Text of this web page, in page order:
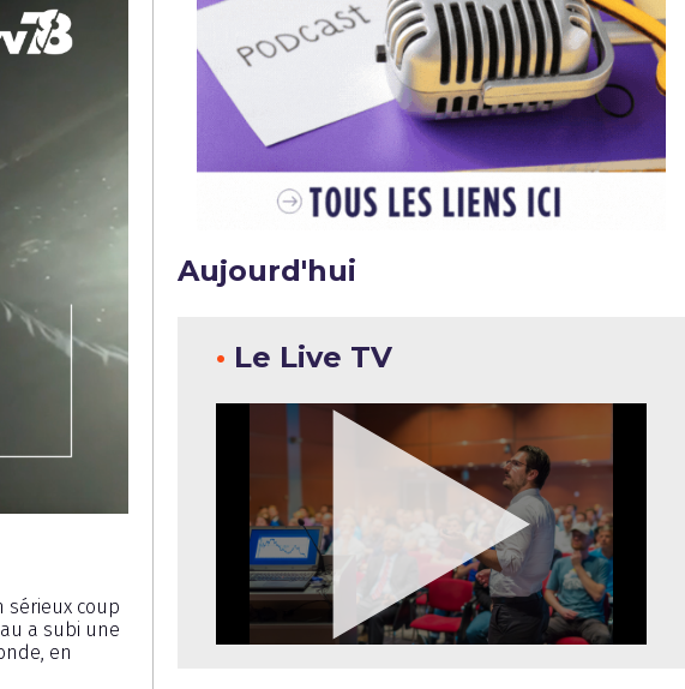
sérieux coup
a subi une
en
Aujourd'hui
• Le Live TV